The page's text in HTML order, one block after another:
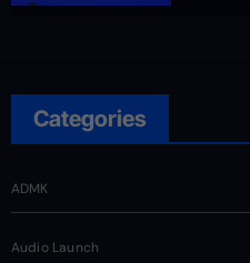
Categories
ADMK
Audio Launch